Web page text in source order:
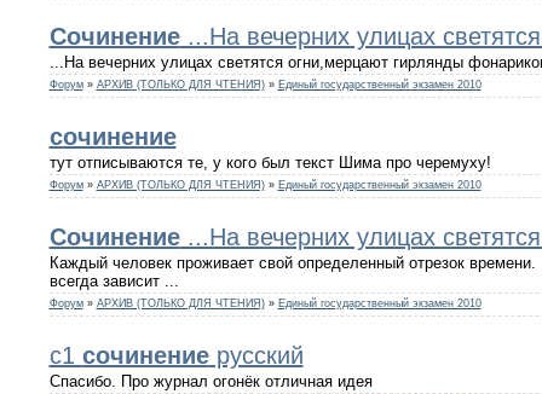
Сочинение...На вечерних улицах светятся
...На вечерних улицах светятся огни,мерцают гирлянды
Форум » АРХИВ (ТОЛЬКО ДЛЯ ЧТЕНИЯ) » Единый государственный экзамен 2010
сочинение
тут отписываются те, у кого был текст Шима про черемуху!
Форум » АРХИВ (ТОЛЬКО ДЛЯ ЧТЕНИЯ) » Единый государственный экзамен 2010
Сочинение...На вечерних улицах светятся
Каждый человек проживает свой определенный отрезок времени.
всегда зависит ...
Форум » АРХИВ (ТОЛЬКО ДЛЯ ЧТЕНИЯ) » Единый государственный экзамен 2010
c1 сочинениерусский
Спасибо. Про журнал огонёк отличная идея